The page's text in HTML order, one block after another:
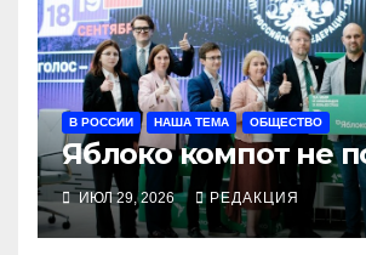
В РОССИИ НАША ТЕМА ОБЩЕСТВО
Яблоко компот не
ИЮЛ 29, 2026 РЕДАКЦИЯ